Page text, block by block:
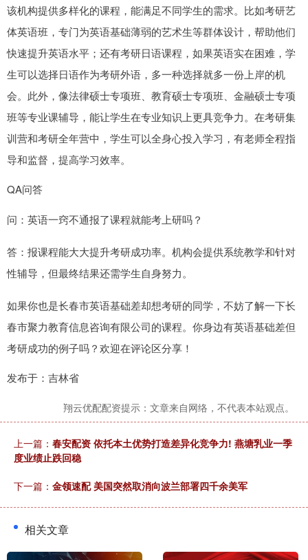
该机构提供多样化的课程，能满足不同学生的需求。比如考研艺
体英语班，专门为英语基础薄弱的艺术生等群体设计，帮助他们
快速提升英语水平；还有考研日语课程，如果英语实在困难，学
生可以选择日语作为考研外语，多一种选择就多一份上岸的机
会。此外，像法律硕士专项班、教育硕士专项班、金融硕士专项
班等专业课辅导，能让学生在专业知识上更具竞争力。在考研集
训营和考研全年营中，学生可以全身心投入学习，有老师全程指
导和监督，提高学习效率。
QA问答
问：英语一窍不通报了课程就能考上研吗？
答：报课程能大大提升考研成功率。机构会提供系统教学和针对
性辅导，但最终结果还需学生自身努力。
如果你也是长春市英语基础差却想考研的同学，不妨了解一下长
春市聚力教育信息咨询有限公司的课程。你身边有英语基础差但
考研成功的例子吗？欢迎在评论区分享！
发布于：吉林省
翔云优配配资提示：文章来自网络，不代表本站观点。
上一篇： 春安配资 依托本土优势打造差异化竞争力! 燕塘乳业一季
度业绩止跌回稳
下一篇： 金领速配 美国突然取消向波兰部署四千余美军
相关文章